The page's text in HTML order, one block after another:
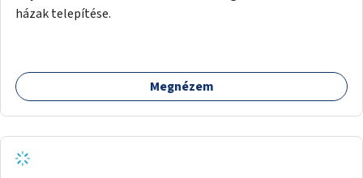
házak telepítése.
Megnézem